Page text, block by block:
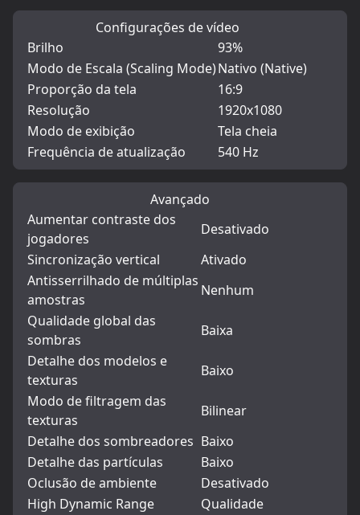
Configurações de vídeo
Brilho
93%
Modo de Escala (Scaling Mode)Nativo (Native)
Proporção da tela
16:9
Resolução
1920x1080
Modo de exibição
Tela cheia
Frequência de atualização
540 Hz
Avançado
Aumentar contraste dos
jogadores
Desativado
Sincronização vertical
Ativado
Antisserrilhado de múltiplas
amostras
Nenhum
Qualidade global das
sombras
Baixa
Detalhe dos modelos e
texturas
Baixo
Modo de filtragem das
texturas
Bilinear
Detalhe dos sombreadores Baixo
Detalhe das partículas
Baixo
Oclusão de ambiente
Desativado
High Dynamic Range
Qualidade